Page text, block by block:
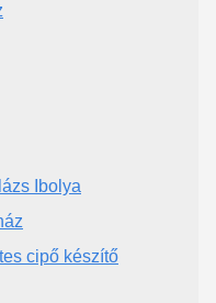
Ibolya
cipő készítő